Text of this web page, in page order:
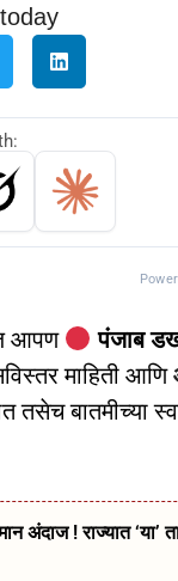
आपण
पंजाब
माहिती आणि
तसेच बातमीच्या
अंदाज ! राज्यात ‘या’